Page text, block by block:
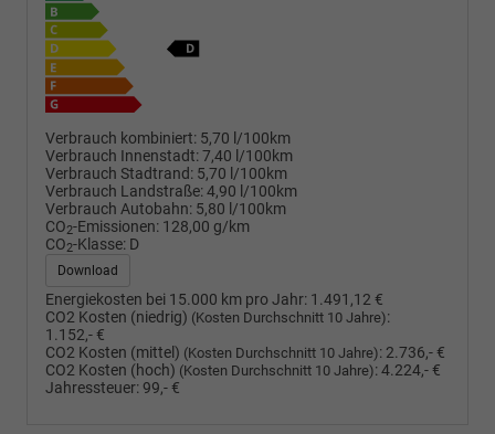
Verbrauch kombiniert: 5,70 l/100km
Verbrauch Innenstadt:7,40 l/100km
Verbrauch Stadtrand: 5,70 l/100km
Verbrauch Landstraße:4,90 l/100km
Verbrauch Autobahn: 5,80 l/100km
CO2-Emissionen: 128,00 g/km
CO2-Klasse: D
Download
Energiekosten bei 15.000 km pro Jahr: 1.491,12 €
CO2 Kosten (niedrig) (Kosten Durchschnitt 10 Jahre):
1.152,- €
CO2 Kosten (mittel) (Kosten Durchschnitt 10 Jahre): 2.736,- €
CO2 Kosten (hoch) (Kosten Durchschnitt 10 Jahre):4.224,- €
Jahressteuer: 99,- €